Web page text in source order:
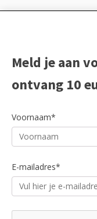
Meld je aan
ontvang 10
Voornaam*
E-mailadres*